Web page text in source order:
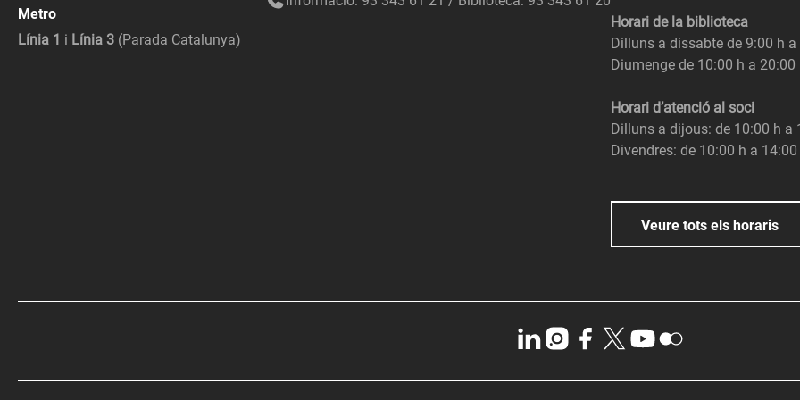
Metro
Línia 1 i Línia 3 (Parada Catalunya)
Horari de la biblioteca
Dilluns a dissabte de 9:00 h a
Diumenge de 10:00 h a 20:00
Horari d’atenció al soci
Dilluns a dijous: de 10:00 h a
Divendres: de 10:00 h a 14:00
Veure tots els horaris